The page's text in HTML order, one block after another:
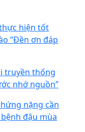
hiện tốt
“Đền ơn đáp
truyền thống
nhớ nguồn”
nặng cần
đậu mùa